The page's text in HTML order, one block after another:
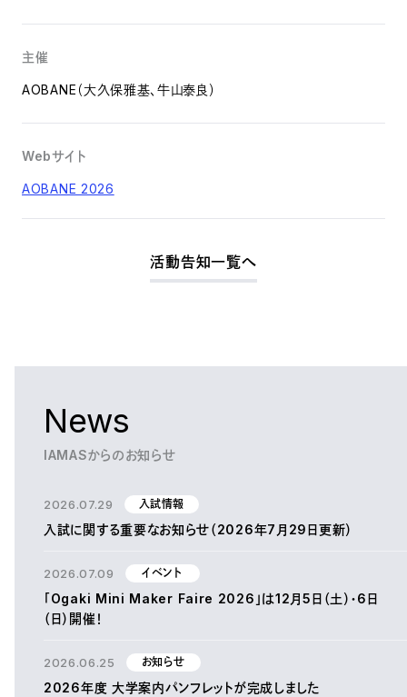
主催
AOBANE（大久保雅基、牛山泰良）
Webサイト
AOBANE 2026
活動告知一覧へ
News
IAMASからのお知らせ
2026.07.29 入試情報
入試に関する重要なお知らせ（2026年7月29日更新）
2026.07.09 イベント
「Ogaki Mini Maker Faire 2026」は12月5日（土）・6日
（日）開催！
2026.06.25 お知らせ
2026年度 大学案内パンフレットが完成しました